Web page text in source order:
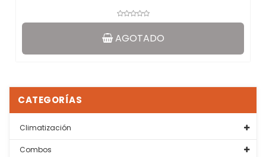
AGOTADO
CATEGORÍAS
Climatización
Combos